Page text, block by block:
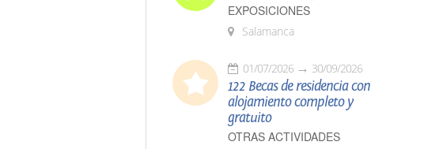
EXPOSICIONES
Salamanca
01/07/2026 30/09/2026
122 Becas de residencia con
alojamiento completo y
gratuito
OTRAS ACTIVIDADES